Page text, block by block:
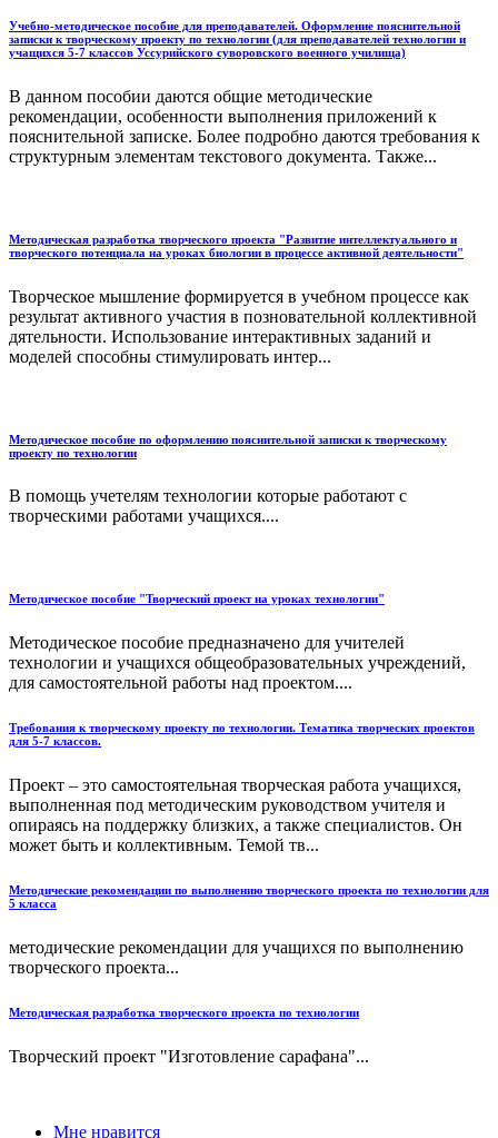
Учебно-методическое пособие для преподавателей. Оформление пояснительной
записки к творческому проекту по технологии (для преподавателей технологии и
учащихся 5-7 классов Уссурийского суворовского военного училища)
В данном пособии даются общие методические
рекомендации, особенности выполнения приложений к
пояснительной записке. Более подробно даются требования к
структурным элементам текстового документа. Также...
Методическая разработка творческого проекта "Развитие интеллектуального и
творческого потенциала на уроках биологии в процессе активной деятельности"
Творческое мышление формируется в учебном процессе как
результат активного участия в позновательной коллективной
дятельности. Использование интерактивных заданий и
моделей способны стимулировать интер...
Методическое пособие по оформлению пояснительной записки к творческому
проекту по технологии
В помощь учетелям технологии которые работают с
творческими работами учащихся....
Методическое пособие "Творческий проект на уроках технологии"
Методическое пособие предназначено для учителей
технологии и учащихся общеобразовательных учреждений,
для самостоятельной работы над проектом....
Требования к творческому проекту по технологии. Тематика творческих проектов
для 5-7 классов.
Проект – это самостоятельная творческая работа учащихся,
выполненная под методическим руководством учителя и
опираясь на поддержку близких, а также специалистов. Он
может быть и коллективным. Темой тв...
Методические рекомендации по выполнению творческого проекта по технологии для
5 класса
методические рекомендации для учащихся по выполнению
творческого проекта...
Методическая разработка творческого проекта по технологии
Творческий проект "Изготовление сарафана"...
Мне нравится